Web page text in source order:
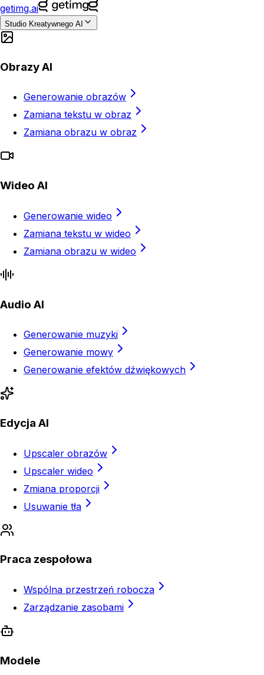
getimg.ai
Studio Kreatywnego AI
Obrazy AI
Generowanie obrazów
Zamiana tekstu w obraz
Zamiana obrazu w obraz
Wideo AI
Generowanie wideo
Zamiana tekstu w wideo
Zamiana obrazu w wideo
Audio AI
Generowanie muzyki
Generowanie mowy
Generowanie efektów dźwiękowych
Edycja AI
Upscaler obrazów
Upscaler wideo
Zmiana proporcji
Usuwanie tła
Praca zespołowa
Wspólna przestrzeń robocza
Zarządzanie zasobami
Modele